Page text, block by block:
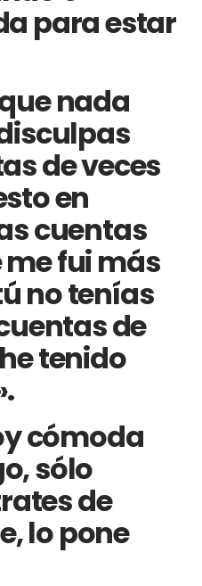
para estar
nada
de veces
en
cuentas
me fui más
no tenías
de
tenido
cómoda
sólo
de
lo pone